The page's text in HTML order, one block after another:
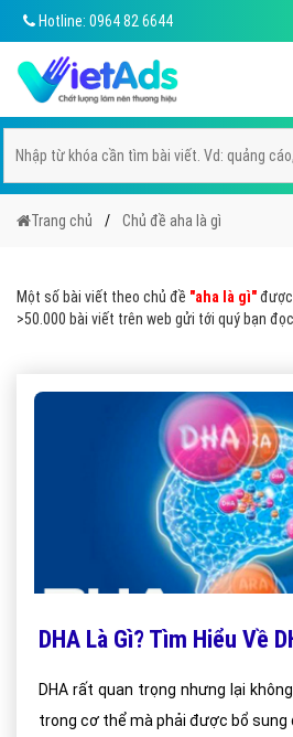
Hotline: 0964 82 6644
Trang chủ Chủ đề aha là gì
Một số bài viết theo chủ đề "aha là gì"
>50.000 bài viết trên web gửi tới quý bạn đọc.
DHA Là Gì? Tìm Hiểu Về
DHA rất quan trọng nhưng lại
trong cơ thể mà phải được bổ sung